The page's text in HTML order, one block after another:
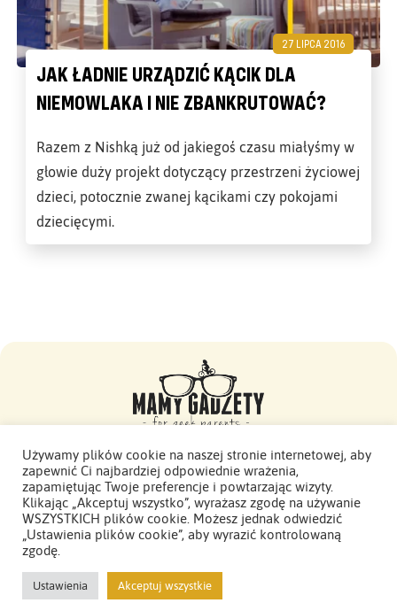
27 LIPCA 2016
JAK ŁADNIE URZĄDZIĆ KĄCIK DLA
NIEMOWLAKA I NIE ZBANKRUTOWAĆ?
Razem z Nishką już od jakiegoś czasu miałyśmy w
głowie duży projekt dotyczący przestrzeni życiowej
dzieci, potocznie zwanej kącikami czy pokojami
dziecięcymi.
Mamy Gadżety -
2015 - 2026. Wszelkie prawa zastrzeżone.
Polityka Prywatności
Odwiedź mnie w social media:
Używamy plików cookie na naszej stronie internetowej, aby
zapewnić Ci najbardziej odpowiednie wrażenia,
zapamiętując Twoje preferencje i powtarzając wizyty.
Klikając „Akceptuj wszystko”, wyrażasz zgodę na używanie
WSZYSTKICH plików cookie. Możesz jednak odwiedzić
„Ustawienia plików cookie”, aby wyrazić kontrolowaną
zgodę.
Ustawienia Akceptuj wszystkie